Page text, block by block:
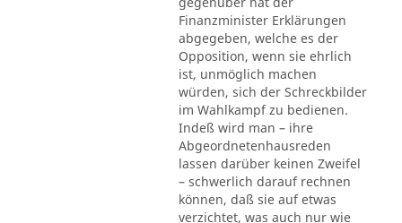
Finanzminister Erklärungen
abgegeben, welche es der
Opposition, wenn sie ehrlich
ist, unmöglich machen
würden, sich der Schreckbilder
im Wahlkampf zu bedienen.
Indeß wird man – ihre
Abgeordnetenhausreden
lassen darüber keinen Zweifel
– schwerlich darauf rechnen
können, daß sie auf etwas
verzichtet, was auch nur wie